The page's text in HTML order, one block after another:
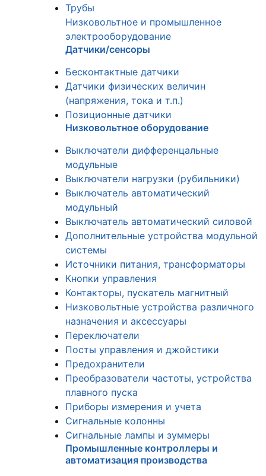
Трубы
Низковольтное и промышленное
электрооборудование
Датчики/сенсоры
Бесконтактные датчики
Датчики физических величин
(напряжения, тока и т.п.)
Позиционные датчики
Низковольтное оборудование
Выключатели дифференцальные
модульные
Выключатели нагрузки (рубильники)
Выключатель автоматический
модульный
Выключатель автоматический силовой
Дополнительные устройства модульной
системы
Источники питания, трансформаторы
Кнопки управления
Контакторы, пускатель магнитный
Низковольтные устройства различного
назначения и аксессуары
Переключатели
Посты управления и джойстики
Предохранители
Преобразователи частоты, устройства
плавного пуска
Приборы измерения и учета
Сигнальные колонны
Сигнальные лампы и зуммеры
Промышленные контроллеры и
автоматизация производства